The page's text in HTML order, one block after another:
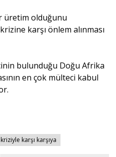
Analiz
üretim olduğunu
karşı önlem alınması
bulunduğu Doğu Afrika
en çok mülteci kabul
karşı karşıya